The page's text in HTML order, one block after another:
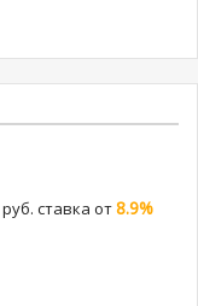
руб. cтавка от8.9%